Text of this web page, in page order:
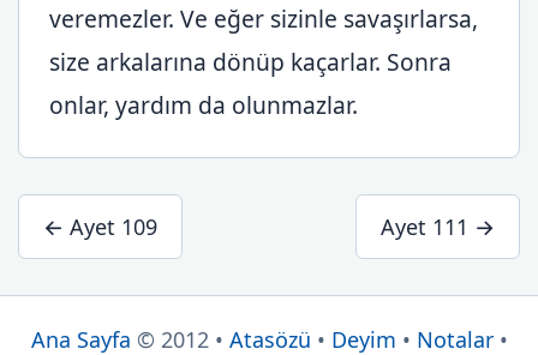
veremezler. Ve eğer sizinle savaşırlarsa,
size arkalarına dönüp kaçarlar. Sonra
onlar, yardım da olunmazlar.
← Ayet 109 Ayet 111 →
Ana Sayfa © 2012 • Atasözü • Deyim • Notalar•